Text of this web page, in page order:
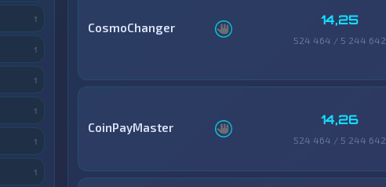
CosmoChanger 14,25
524 464 / 5 244 642
CoinPayMaster 14,26
524 464 / 5 244 642
1
1
1
1
1
1